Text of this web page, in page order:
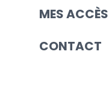
MES ACCÈS
CONTACT